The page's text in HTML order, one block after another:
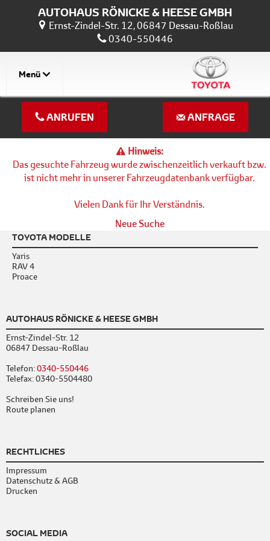
AUTOHAUS RÖNICKE & HEESE GMBH
Ernst-Zindel-Str. 12, 06847 Dessau-Roßlau
0340-550446
Menü
ANRUFEN ANFRAGE
Hinweis:
Das gesuchte Fahrzeug wurde zwischenzeitlich verkauft bzw.
ist nicht mehr in unserer Fahrzeugdatenbank verfügbar.
Vielen Dank für Ihr Verständnis.
Neue Suche
TOYOTA MODELLE
Yaris
RAV 4
Proace
AUTOHAUS RÖNICKE & HEESE GMBH
Ernst-Zindel-Str. 12
06847 Dessau-Roßlau
Telefon:0340-550446
Telefax: 0340-5504480
Schreiben Sie uns!
Route planen
RECHTLICHES
Impressum
Datenschutz & AGB
Drucken
SOCIAL MEDIA